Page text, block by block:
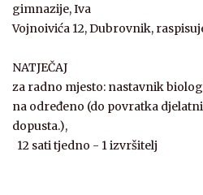
gimnazije, Iva
Vojnoivića 12, Dubrovnik,
NATJEČAJ
za radno mjesto: nastavnik
na određeno (do povratka
dopusta.),
12 sati tjedno - 1 izvršitelj